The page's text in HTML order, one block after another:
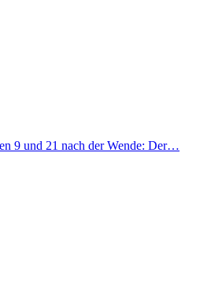
9 und 21 nach der Wende: Der…